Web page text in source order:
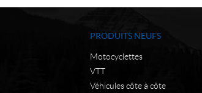
PRODUITS NEUFS
Motocyclettes
VTT
Véhicules côte à côte